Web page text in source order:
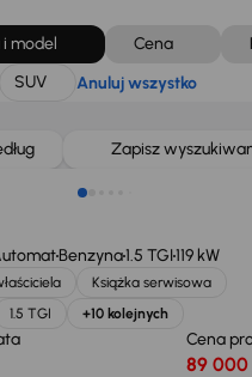
model Cena
SUV Anuluj wszystko
Zapisz
o 32 000 zł
Benzyna1.5 TGI119 kW
Książka serwisowa
1.5 TGI +10 kolejnych
Cena
89 000